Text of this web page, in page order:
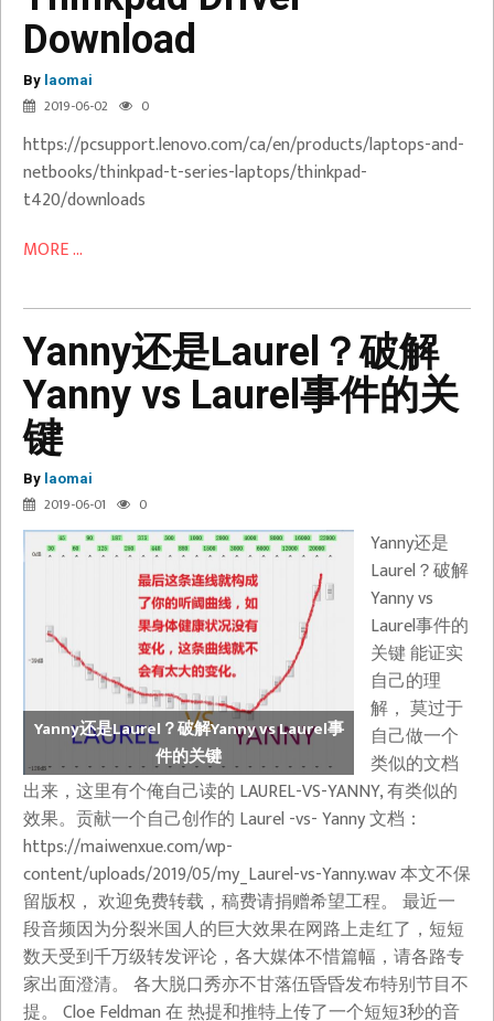
Download
By laomai
2019-06-02 0
Thinkpad
Driver
Download
https://pcsupport.lenovo.com/ca/en/products/laptops-and-
netbooks/thinkpad-t-series-laptops/thinkpad-
t420/downloads
MORE ...
Yanny还是Laurel？破解
Yanny vs Laurel事件的关
键
By laomai
2019-06-01 0
Yanny还是Laurel？破解Yanny vs Laurel事
件的关键
Yanny还是
Laurel？破解
Yanny vs
Laurel事件的
关键 能证实
自己的理
解， 莫过于
自己做一个
类似的文档
出来，这里有个俺自己读的 LAUREL-VS-YANNY, 有类似的
效果。贡献一个自己创作的 Laurel -vs- Yanny 文档：
https://maiwenxue.com/wp-
content/uploads/2019/05/my_Laurel-vs-Yanny.wav 本文不保
留版权， 欢迎免费转载，稿费请捐赠希望工程。 最近一
段音频因为分裂米国人的巨大效果在网路上走红了，短短
数天受到千万级转发评论，各大媒体不惜篇幅，请各路专
家出面澄清。 各大脱口秀亦不甘落伍昏昏发布特别节目不
提。 Cloe Feldman 在 热提和推特上传了一个短短3秒的音